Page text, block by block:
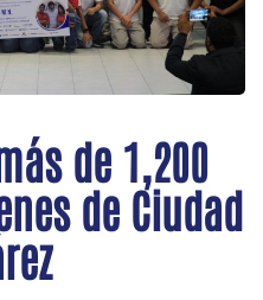
de 1,200
de Ciudad